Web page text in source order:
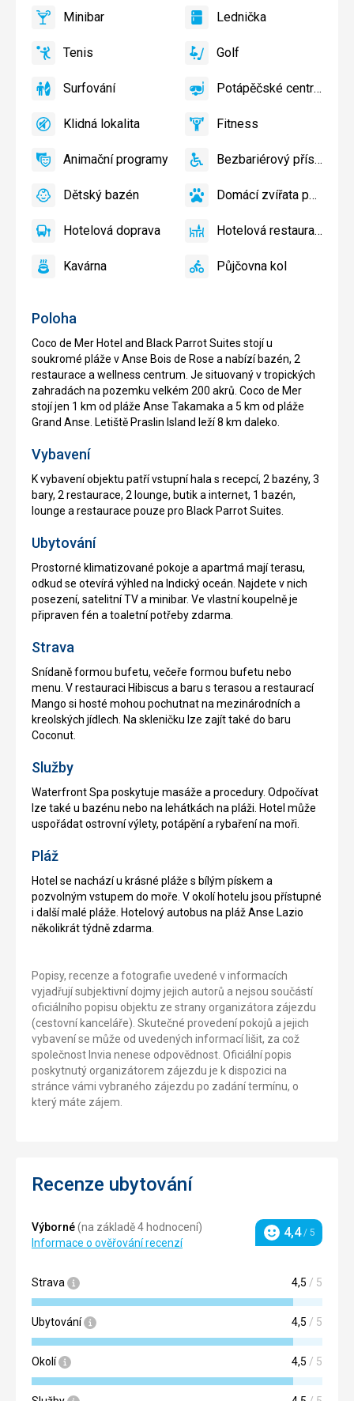
Poloha
Coco de Mer Hotel and Black Parrot Suites stojí u
soukromé pláže v Anse Bois de Rose a nabízí bazén, 2
restaurace a wellness centrum. Je situovaný v tropických
zahradách na pozemku velkém 200 akrů. Coco de Mer
stojí jen 1 km od pláže Anse Takamaka a 5 km od pláže
Grand Anse. Letiště Praslin Island leží 8 km daleko.
Vybavení
K vybavení objektu patří vstupní hala s recepcí, 2 bazény, 3
bary, 2 restaurace, 2 lounge, butik a internet, 1 bazén,
lounge a restaurace pouze pro Black Parrot Suites.
Ubytování
Prostorné klimatizované pokoje a apartmá mají terasu,
odkud se otevírá výhled na Indický oceán. Najdete v nich
posezení, satelitní TV a minibar. Ve vlastní koupelně je
připraven fén a toaletní potřeby zdarma.
Strava
Snídaně formou bufetu, večeře formou bufetu nebo
menu. V restauraci Hibiscus a baru s terasou a restaurací
Mango si hosté mohou pochutnat na mezinárodních a
kreolských jídlech. Na skleničku lze zajít také do baru
Coconut.
Služby
Waterfront Spa poskytuje masáže a procedury. Odpočívat
lze také u bazénu nebo na lehátkách na pláži. Hotel může
uspořádat ostrovní výlety, potápění a rybaření na moři.
Pláž
Hotel se nachází u krásné pláže s bílým pískem a
pozvolným vstupem do moře. V okolí hotelu jsou přístupné
i další malé pláže. Hotelový autobus na pláž Anse Lazio
několikrát týdně zdarma.
Popisy, recenze a fotografie uvedené v informacích
vyjadřují subjektivní dojmy jejich autorů a nejsou součástí
oficiálního popisu objektu ze strany organizátora zájezdu
(cestovní kanceláře). Skutečné provedení pokojů a jejich
vybavení se může od uvedených informací lišit, za což
společnost Invia nenese odpovědnost. Oficiální popis
poskytnutý organizátorem zájezdu je k dispozici na
stránce vámi vybraného zájezdu po zadání termínu, o
který máte zájem.
slunečníky
bazénu
Minibar,Minibar
ano LedničkaLednička
ano
TenisTenis
ano Golf Golf
ano
Surfování
Surfování
ano
Potápěčské
Potápěčské centrum
ano
KlidnáKlidná lokalita
ano FitnessFitness
ano
Animační
Animační programy
ano
Bezbariérový
Bezbariérový přístup
ano
DětskýDětský bazén
ano
Domácí
povolena
Domácí zvířata povolena
ano
HotelováHotelová doprava
ano
Hotelová
Hotelová restaurace
ano
KavárnaKavárna
ano
PůjčovnaPůjčovna kol
ano
Recenze ubytování
Výborné(na základě 4 hodnocení)
Informace o ověřování recenzí
Hodnocení
4,4/ 5
Strava 4,5 / 5
Ubytování 4,5 / 5
Okolí 4,5 / 5